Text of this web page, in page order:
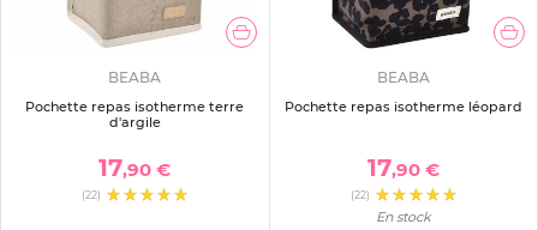
BEABA
Pochette repas isotherme terre
d'argile
17,90 €
(22)
BEABA
Pochette repas isotherme léopard
17,90 €
(22)
En stock